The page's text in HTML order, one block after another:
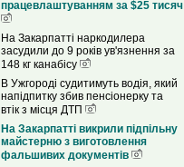
працевлаштуванням за $25 тисяч
На Закарпатті наркодилера
засудили до 9 років ув'язнення за
148 кг канабісу
В Ужгороді судитимуть водія, який
напідпитку збив пенсіонерку та
втік з місця ДТП
На Закарпатті викрили підпільну
майстерню з виготовлення
фальшивих документів